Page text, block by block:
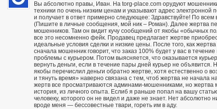
Вы абсолютно правы, Иван. На torg-place.com орудуют
техники по очень низким ценам и указывают адрес
и получает в ответ примерно следующее: Здравствуйте! По
(Пишите в личные сообщения, мой ник – Роман). Далее жертва
мошенников. Там он видит кучу сообщений от якобы «обычных
все это несомненно фейк. Продавец предлагает жертве
идеальные условия сделки и низкие цены. После того, как
сначала мошенник говорит, что заказ 100% будет у вас в
проблемы с курьером. Потом выясняется, что оказывается
вернуть деньги, если в течение пары дней курьер не
якобы перечислил деньги обратно жертве, хотя естественно о
и тянуть время» наверно связана с тем, чтоб жертва не начала
жертв все просматриваются админами-мошенниками, но жертва
история, из личного опыта. Еслиб я раньше попал на вашу
человеку, которого он не видел и даже не знает. Нет
вроде меня — бессовестные твари, гореть им в аду.